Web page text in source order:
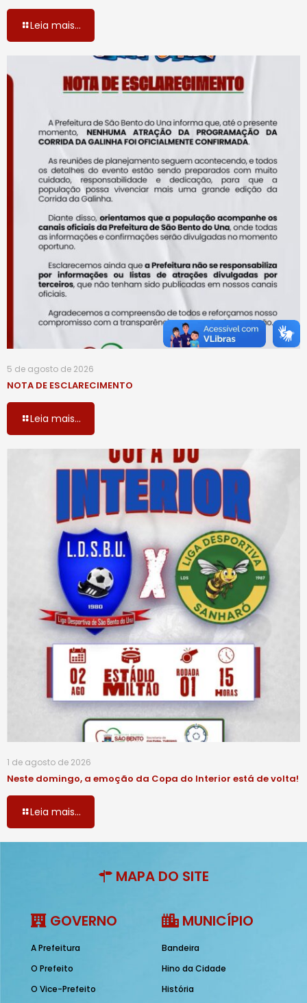
Leia mais...
5 de agosto de 2026
NOTA DE ESCLARECIMENTO
Leia mais...
1 de agosto de 2026
Neste domingo, a emoção da Copa do Interior está de volta!
Leia mais...
MAPA DO SITE
GOVERNO
A Prefeitura
O Prefeito
O Vice-Prefeito
MUNICÍPIO
Bandeira
Hino da Cidade
História